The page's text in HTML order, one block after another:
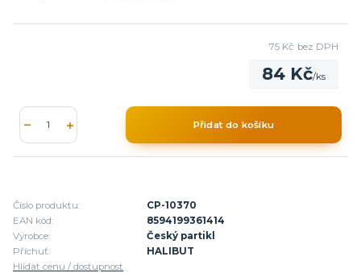
84 Kč/ks
75 Kč bez DPH
Přidat do košíku
Číslo produktu:
CP-10370
EAN kód:
8594199361414
Výrobce:
Český partikl
Příchuť:
HALIBUT
Hlídat cenu / dostupnost